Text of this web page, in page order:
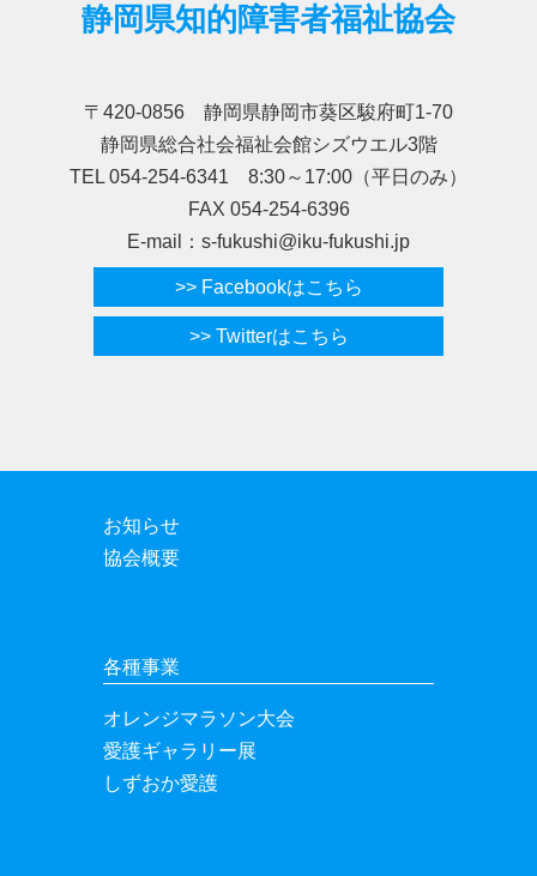
静岡県知的障害者福祉協会
〒420-0856 静岡県静岡市葵区駿府町1-70
静岡県総合社会福祉会館シズウエル3階
TEL 054-254-6341 8:30～17:00（平日のみ）
FAX 054-254-6396
E-mail：s-fukushi@iku-fukushi.jp
>> Facebookはこちら
>> Twitterはこちら
お知らせ
協会概要
各種事業
オレンジマラソン大会
愛護ギャラリー展
しずおか愛護